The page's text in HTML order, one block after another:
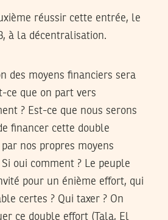
réussir cette entrée, le
à la décentralisation.
des moyens financiers sera
ce que on part vers
? Est-ce que nous serons
financer cette double
nos propres moyens
oui comment ? Le peuple
pour un énième effort, qui
certes ? Qui taxer ? On
ce double effort (Tala, El